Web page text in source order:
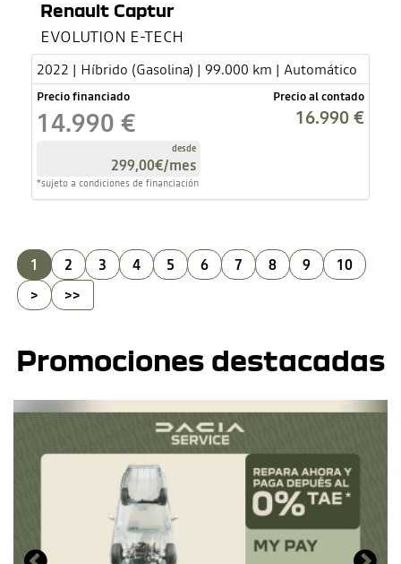
Renault Captur
EVOLUTION E-TECH
2022 | Híbrido (Gasolina) | 99.000 km | Automático
Precio financiado
14.990 €
desde
299,00€/mes
*sujeto a condiciones de financiación
Precio al contado
16.990 €
1 2 3 4 5 6 7 8 9
10
>
>>
Promociones destacadas